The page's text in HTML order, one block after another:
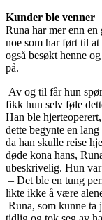
Kunder ble venner
Runa har mer enn
noe som har ført til
også besøkt henne
på.
Av og til får hun
fikk hun selv føle
Han ble
dette begynte en
da han skulle reise
døde kona hans,
ubeskrivelig. Hun
– Det ble en tung
likte ikke å være
Runa, som kunne ta